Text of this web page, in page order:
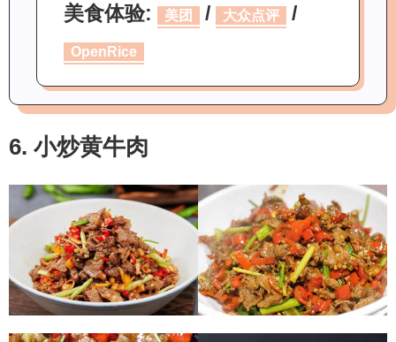
美食体验: 美团 / 大众点评 /
OpenRice
6. 小炒黄牛肉